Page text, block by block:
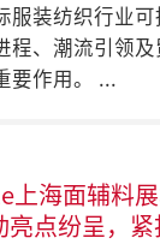
服装纺织行业
程、潮流引领
作用。
海面辅料
亮点纷呈，